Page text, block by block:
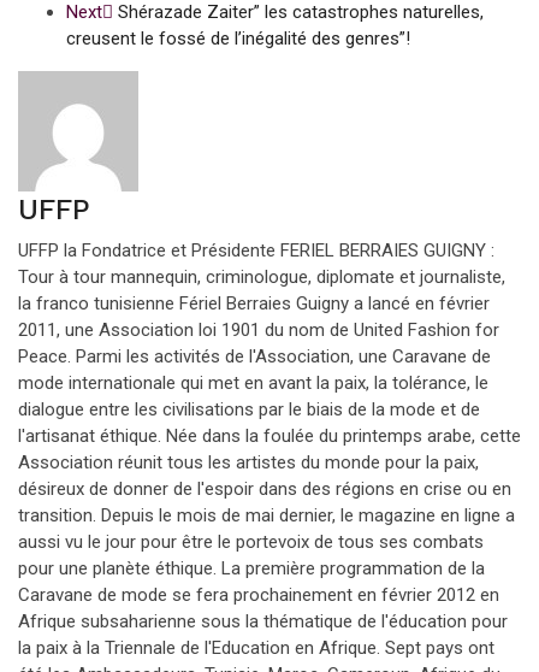
Next
Shérazade Zaiter” les catastrophes naturelles,
creusent le fossé de l’inégalité des genres”!
UFFP
UFFP la Fondatrice et Présidente FERIEL BERRAIES GUIGNY :
Tour à tour mannequin, criminologue, diplomate et journaliste,
la franco tunisienne Fériel Berraies Guigny a lancé en février
2011, une Association loi 1901 du nom de United Fashion for
Peace. Parmi les activités de l'Association, une Caravane de
mode internationale qui met en avant la paix, la tolérance, le
dialogue entre les civilisations par le biais de la mode et de
l'artisanat éthique. Née dans la foulée du printemps arabe, cette
Association réunit tous les artistes du monde pour la paix,
désireux de donner de l'espoir dans des régions en crise ou en
transition. Depuis le mois de mai dernier, le magazine en ligne a
aussi vu le jour pour être le portevoix de tous ses combats
pour une planète éthique. La première programmation de la
Caravane de mode se fera prochainement en février 2012 en
Afrique subsaharienne sous la thématique de l'éducation pour
la paix à la Triennale de l'Education en Afrique. Sept pays ont